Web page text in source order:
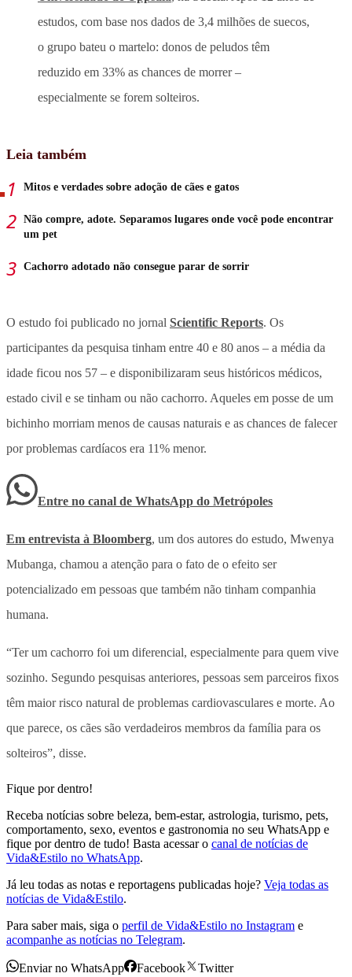
estudos, com base nos dados de 3,4 milhões de suecos,
o grupo bateu o martelo: donos de peludos têm
reduzido em 33% as chances de morrer –
especialmente se forem solteiros.
Leia também
Mitos e verdades sobre adoção de cães e gatos
Não compre, adote. Separamos lugares onde você pode encontrar
um pet
Cachorro adotado não consegue parar de sorrir
O estudo foi publicado no jornal Scientific Reports. Os
participantes da pesquisa tinham entre 40 e 80 anos – a média da
idade ficou nos 57 – e disponibilizaram seus históricos médicos,
estado civil e se tinham ou não cachorro. Aqueles em posse de um
bichinho morriam menos de causas naturais e as chances de falecer
por problemas cardíacos era 11% menor.
Entre no canal de WhatsApp do Metrópoles
Em entrevista à Bloomberg, um dos autores do estudo, Mwenya
Mubanga, chamou a atenção para o fato de o efeito ser
potencializado em pessoas que também não tinham companhia
humana.
“Ter um cachorro foi um diferencial, especialmente para quem vive
sozinho. Segundo pesquisas anteriores, pessoas sem parceiros fixos
têm maior risco natural de problemas cardiovasculares e morte. Ao
que parece, os cães são verdadeiros membros da família para os
solteiros”, disse.
Fique por dentro!
Receba notícias sobre beleza, bem-estar, astrologia, turismo, pets,
comportamento, sexo, eventos e gastronomia no seu WhatsApp e
fique por dentro de tudo! Basta acessar o canal de notícias de
Vida&Estilo no WhatsApp.
Já leu todas as notas e reportagens publicadas hoje? Veja todas as
notícias de Vida&Estilo.
Para saber mais, siga o perfil de Vida&Estilo no Instagram e
acompanhe as notícias no Telegram.
Enviar no WhatsApp Facebook
Twitter